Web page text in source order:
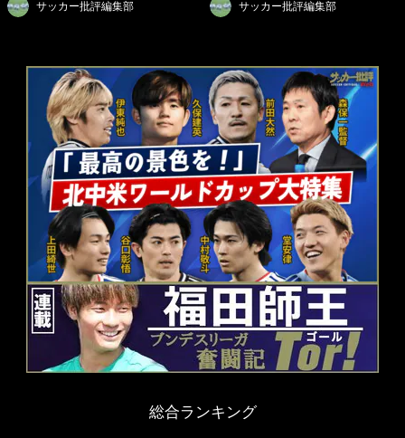
サッカー批評編集部 サッカー批評編集部
総合ランキング